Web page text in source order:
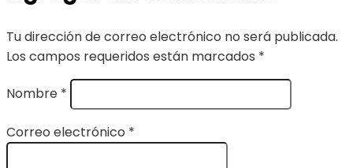
Tu dirección de correo electrónico no será publicada.
Los campos requeridos están marcados *
Nombre *
Correo electrónico *